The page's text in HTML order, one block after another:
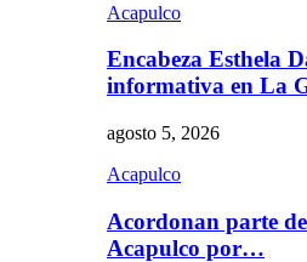
Acapulco
Encabeza Esthela
informativa en La
agosto 5, 2026
Acapulco
Acordonan parte
Acapulco por…